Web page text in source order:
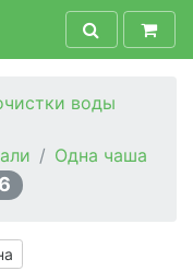
воды
Одна чаша